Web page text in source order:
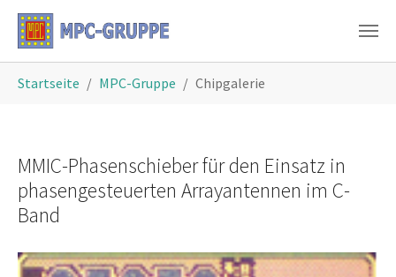
Skip to main content
Startseite MPC-Gruppe Chipgalerie
MMIC-Phasenschieber für den Einsatz in
phasengesteuerten Arrayantennen im C-
Band